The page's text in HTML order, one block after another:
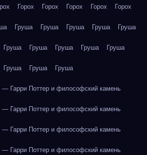
Горох Горох Горох Горох Горох
Груша Груша Груша Груша Груша
Груша Груша Груша Груша Груша
Груша Груша Груша
Гарри Поттер и философский камень
Гарри Поттер и философский камень
Гарри Поттер и философский камень
Гарри Поттер и философский камень